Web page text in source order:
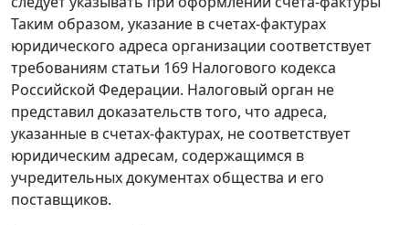
Таким образом, указание в счетах-фактурах
юридического адреса организации соответствует
требованиям статьи 169 Налогового кодекса
Российской Федерации. Налоговый орган не
представил доказательств того, что адреса,
указанные в счетах-фактурах, не соответствует
юридическим адресам, содержащимся в
учредительных документах общества и его
поставщиков.